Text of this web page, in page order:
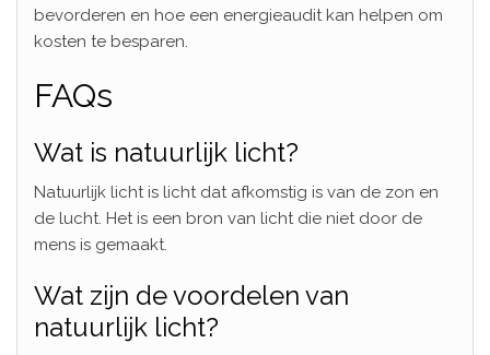
bevorderen en hoe een energieaudit kan helpen om
kosten te besparen.
FAQs
Wat is natuurlijk licht?
Natuurlijk licht is licht dat afkomstig is van de zon en
de lucht. Het is een bron van licht die niet door de
mens is gemaakt.
Wat zijn de voordelen van
natuurlijk licht?